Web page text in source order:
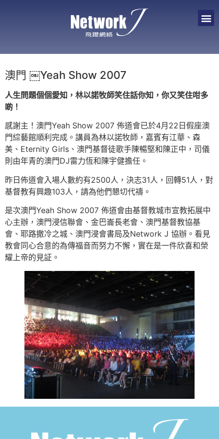
澳門 ￼Yeah Show 2007
人生問題個個愛知，林以諾牧師笑住話你知，你又笑住咁多
啲 ！
感謝主！澳門Yeah Show 2007 佈道會已於4月22日假座澳
門綜藝館順利完成。講員為林以諾牧師，嘉賓有江華、森
美、Eternity Girls、澳門基督徒歌手陳暢堅和陳正中，司儀
則由年青的澳門DJ雷力恆和陳宇健擔任。
昨日佈道會入場人數約有2500人，決志31人，回轉51人，對
基督教有興趣103人，請為他們懇切代禱。
是次澳門Yeah Show 2007 佈道會由基督教城市宣教拓展中
心主辦，澳門浸信聯會、金巴崙長老會、澳門基督教協基
會、耶路撒冷之城、澳門浸會書局及Network J 協辦。看見
教會同心合意的為傳福音而努力不懈，實在是一件欣喜和榮
耀上帝的見証。